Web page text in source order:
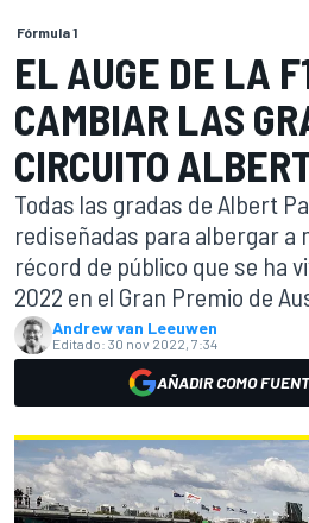
Fórmula 1
EL AUGE DE LA
CAMBIAR LAS
CIRCUITO
Todas las gradas de Albert
rediseñadas para albergar a
récord de público que se ha
2022 en el Gran Premio de
Andrew van Leeuwen
Editado: 30 nov 2022, 7:34
AÑADIR COMO